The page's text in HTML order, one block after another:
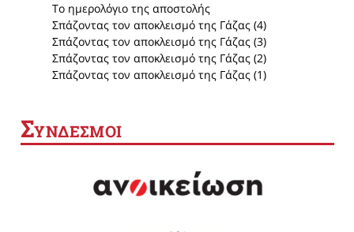
Το ημερολόγιο της αποστολής
Σπάζοντας τον αποκλεισμό της Γάζας (4)
Σπάζοντας τον αποκλεισμό της Γάζας (3)
Σπάζοντας τον αποκλεισμό της Γάζας (2)
Σπάζοντας τον αποκλεισμό της Γάζας (1)
ΣΥΝΔΕΣΜΟΙ